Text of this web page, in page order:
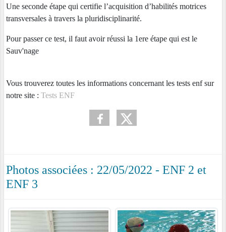
Une seconde étape qui certifie l’acquisition d’habilités motrices
transversales à travers la pluridisciplinarité.
Pour passer ce test, il faut avoir réussi la 1ere étape qui est le
Sauv'nage
Vous trouverez toutes les informations concernant les tests enf sur
notre site : Tests ENF
Photos associées : 22/05/2022 - ENF 2 et
ENF 3